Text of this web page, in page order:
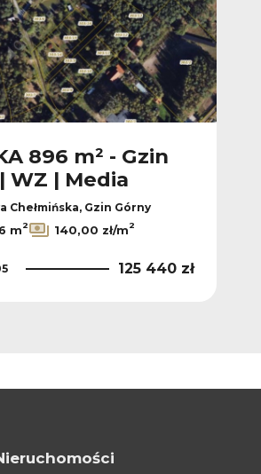
896 m² - Gzin
WZ | Media
Chełmińska, Gzin Górny
m2 140,00 zł/m2
125 440 zł